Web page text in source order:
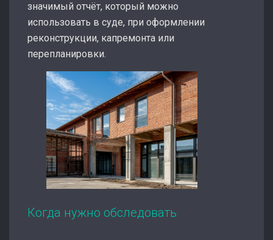
значимый отчёт, который можно
использовать в суде, при оформлении
реконструкции, капремонта или
перепланировки.
Когда нужно обследовать